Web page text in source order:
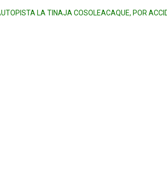
LA TINAJA COSOLEACAQUE, POR